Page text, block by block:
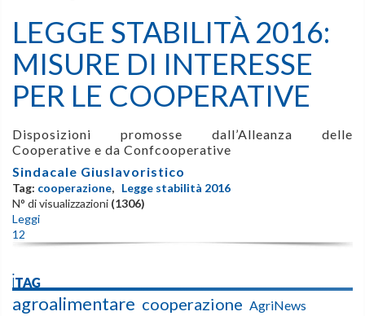
LEGGE STABILITÀ 2016:
MISURE DI INTERESSE
PER LE COOPERATIVE
Disposizioni promosse dall’Alleanza delle
Cooperative e da Confcooperative
Sindacale Giuslavoristico
Tag: cooperazione, Legge stabilità 2016
N° di visualizzazioni (1306)
Leggi
1 2
iTAG
agroalimentare cooperazione AgriNews